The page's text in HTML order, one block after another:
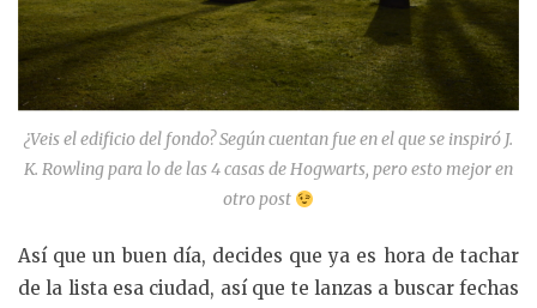
¿Veis el edificio del fondo? Según cuentan fue en el que se inspiró J.
K. Rowling para lo de las 4 casas de Hogwarts, pero esto mejor en
otro post
Así que un buen día, decides que ya es hora de tachar
de la lista esa ciudad, así que te lanzas a buscar fechas